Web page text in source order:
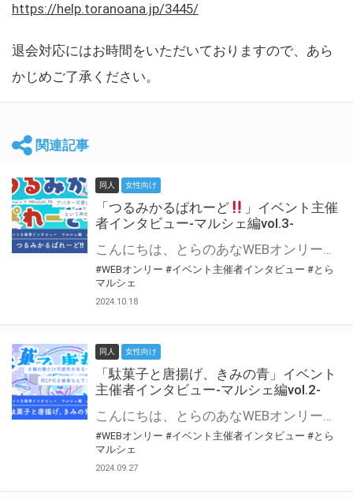
https://help.toranoana.jp/3445/
退会対応にはお時間をいただいておりますので、あら
かじめご了承ください。
関連記事
同人 女性向け
「つるみかるぱれーど
」イベント主催
者インタビュー-マルシェ編vol.3-
こんにちは、とらのあなWEBオンリー運営スタッフです。 新たにお届けする、イベント主催者インタビュー-マルシェ編-は、 とらのあなWEBオンリー「マルシェ」をご利用した主催様に 「マルシェ」を使って開催した感想や心がけをお聞きする企画です。 今回は、WEBオンリー初開催「つるみかるぱれーど
#WEBオンリー #イベント主催者インタビュー #とら
マルシェ
2024.10.18
同人 女性向け
「駄菓子と唐揚げ、きみの青」イベント
主催者インタビュー-マルシェ編vol.2-
こんにちは、とらのあなWEBオンリー運営スタッフです。 新たにお届けする、イベント主催者インタビュー-マルシェ編-は、 とらのあなWEBオンリー「マルシェ」をご利用の主催様に 「マルシェ」を使ってイベントを開催した感想や心がけをお聞きする企画です。 今回は、WEBオンリー初開催「駄菓子と唐揚げ、きみの青」より、 主催のぎこ六屋様にお話を伺いました。 協力：ぎこ六屋様／イベント公式Twitter（@krkgwks） とらのあなWEBオンリー「マルシェ」とは？ WEBオンリーでリアルタイムでコミュニケーションがとれるオンライン会場です。
#WEBオンリー #イベント主催者インタビュー #とら
マルシェ
2024.09.27